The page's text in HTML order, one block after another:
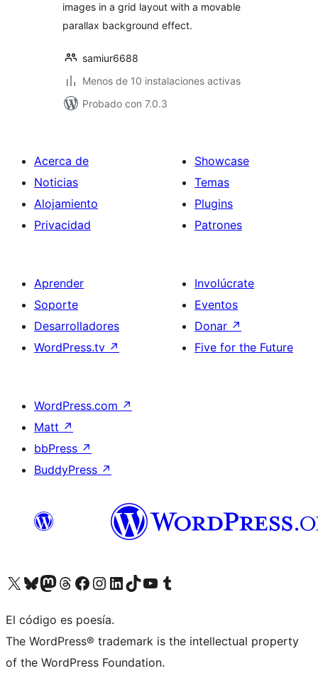
images in a grid layout with a movable
parallax background effect.
samiur6688
Menos de 10 instalaciones activas
Probado con 7.0.3
Acerca de
Noticias
Alojamiento
Privacidad
Showcase
Temas
Plugins
Patrones
Aprender
Soporte
Desarrolladores
WordPress.tv ↗
Involúcrate
Eventos
Donar ↗
Five for the Future
WordPress.com ↗
Matt ↗
bbPress ↗
BuddyPress ↗
Visita nuestra cuenta de X (anteriormente Twitter)
Visita nuestra cuenta de Bluesky
Visita nuestra cuenta de Mastodon
Visita nuestra cuenta de Threads
Visita nuestra página de Facebook
Visita nuestra cuenta de Instagram
Visita nuestra cuenta de LinkedIn
Visita nuestra cuenta de TikTok
Visita nuestro canal de YouTube
Visita nuestra cuenta de Tumblr
El código es poesía.
The WordPress® trademark is the intellectual property
of the WordPress Foundation.